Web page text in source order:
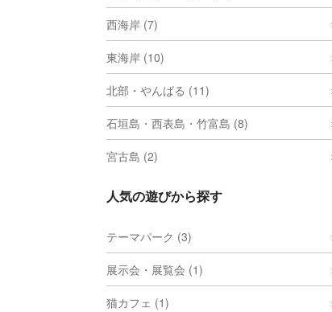
西海岸 (7)
東海岸 (10)
北部・やんばる (11)
石垣島・西表島・竹富島 (8)
宮古島 (2)
人気の遊びから探す
テーマパーク (3)
展示会・展覧会 (1)
猫カフェ (1)